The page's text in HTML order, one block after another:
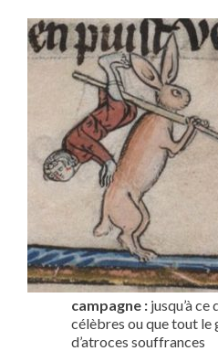
campagne : jusqu’à
célèbres ou que tout le
d’atroces souffrances